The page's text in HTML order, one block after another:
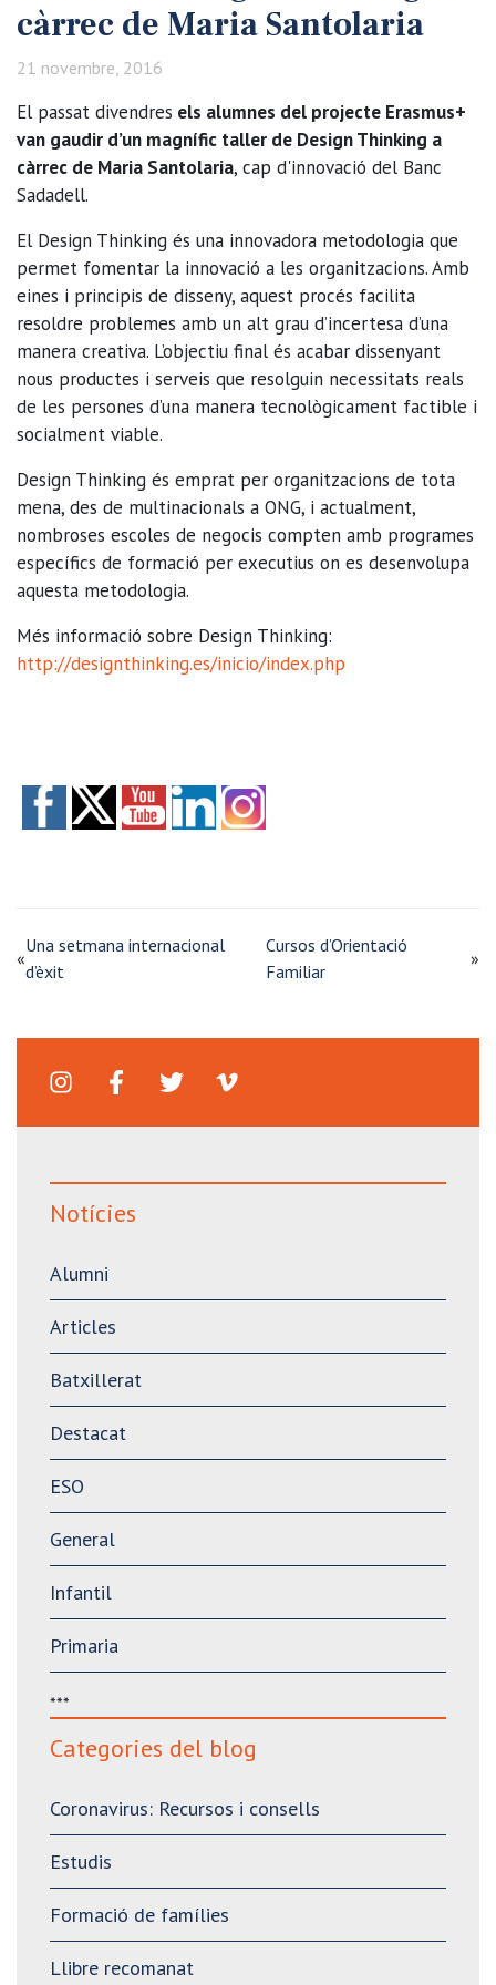
càrrec de Maria Santolaria
21 novembre, 2016
El passat divendres els alumnes del projecte Erasmus+
van gaudir d’un magnífic taller de Design Thinking a
càrrec de Maria Santolaria, cap d'innovació del Banc
Sadadell.
El Design Thinking és una innovadora metodologia que
permet fomentar la innovació a les organitzacions. Amb
eines i principis de disseny, aquest procés facilita
resoldre problemes amb un alt grau d’incertesa d’una
manera creativa. L’objectiu final és acabar dissenyant
nous productes i serveis que resolguin necessitats reals
de les persones d’una manera tecnològicament factible i
socialment viable.
Design Thinking és emprat per organitzacions de tota
mena, des de multinacionals a ONG, i actualment,
nombroses escoles de negocis compten amb programes
específics de formació per executius on es desenvolupa
aquesta metodologia.
Més informació sobre Design Thinking:
http://designthinking.es/inicio/index.php
«
Una setmana internacional
d’èxit
Cursos d’Orientació
Familiar
»
Notícies
Alumni
Articles
Batxillerat
Destacat
ESO
General
Infantil
Primaria
***
Categories del blog
Coronavirus: Recursos i consells
Estudis
Formació de famílies
Llibre recomanat